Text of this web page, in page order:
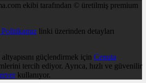
ekibi tarafından © üretilmiş premium
linki üzerinden detayları
güçlendirmek için Cenuta
tercih ediyor. Ayrıca, hızlı ve güvenilir
kullanıyor.